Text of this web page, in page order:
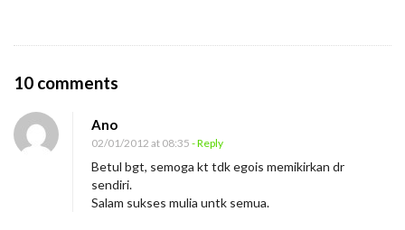
10 comments
o
I
Ano
02/01/2012 at 08:35 - Reply
Betul bgt, semoga kt tdk egois memikirkan dr
sendiri.
Salam sukses mulia untk semua.